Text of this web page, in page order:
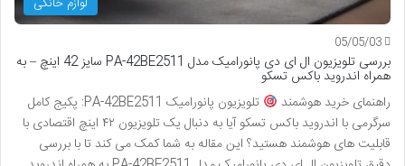
لوازم خانگی
05/05/03
بررسی تلویزیون ال ای دی پانورامیک مدل PA-42BE2511 سایز 42 اینچ – به
همراه اندروید باکس تسکو
راهنمای خرید هوشمند
تلویزیون پانورامیک PA-42BE2511: پکیج کامل
سرگرمی با اندروید باکس تسکو آیا به دنبال یک تلویزیون ۴۲ اینچ اقتصادی با
قابلیت های هوشمند هستید؟ این مقاله به شما کمک می کند تا با بررسی